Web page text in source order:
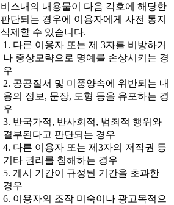
스내의 내용물이 다음 각호에 해당한
단되는 경우에 이용자에게 사전 통지
제할 수 있습니다.
1. 다른 이용자 또는 제 3자를 비방하거
나 중상모략으로 명예를 손상시키는 경
우
2. 공공질서 및 미풍양속에 위반되는 내
용의 정보, 문장, 도형 등을 유포하는 경
우
3. 반국가적, 반사회적, 범죄적 행위와
결부된다고 판단되는 경우
4. 다른 이용자 또는 제3자의 저작권 등
기타 권리를 침해하는 경우
5. 게시 기간이 규정된 기간을 초과한
경우
6. 이용자의 조작 미숙이나 광고목적으